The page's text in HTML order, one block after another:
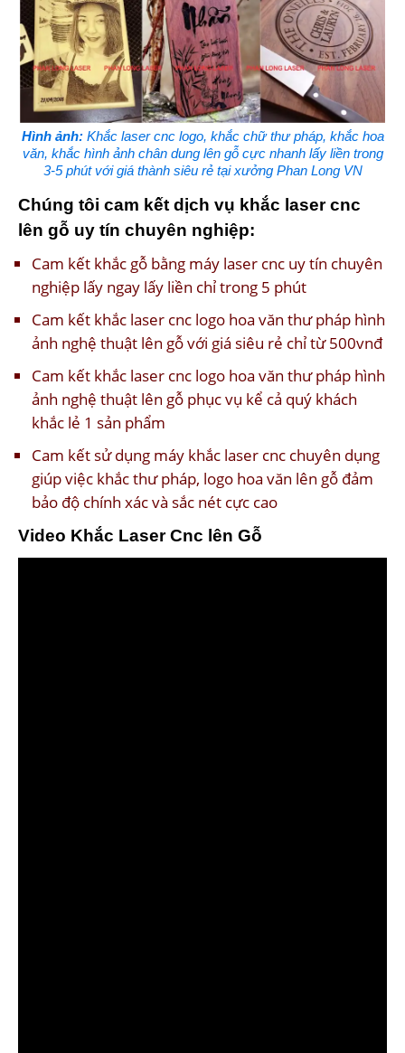
Hình ảnh:Khắc laser cnc logo, khắc chữ thư pháp, khắc hoa
văn, khắc hình ảnh chân dung lên gỗ cực nhanh lấy liền trong
3-5 phút với giá thành siêu rẻ tại xưởng Phan Long VN
Chúng tôi cam kết dịch vụ khắc laser cnc
lên gỗ uy tín chuyên nghiệp:
Cam kết khắc gỗ bằng máy laser cnc uy tín chuyên
nghiệp lấy ngay lấy liền chỉ trong 5 phút
Cam kết khắc laser cnc logo hoa văn thư pháp hình
ảnh nghệ thuật lên gỗ với giá siêu rẻ chỉ từ 500vnđ
Cam kết khắc laser cnc logo hoa văn thư pháp hình
ảnh nghệ thuật lên gỗ phục vụ kể cả quý khách
khắc lẻ 1 sản phẩm
Cam kết sử dụng máy khắc laser cnc chuyên dụng
giúp việc khắc thư pháp, logo hoa văn lên gỗ đảm
bảo độ chính xác và sắc nét cực cao
Video Khắc Laser Cnc lên Gỗ